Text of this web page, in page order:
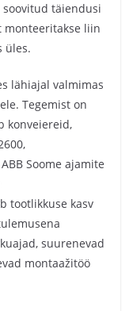
täiendusi
monteeritakse liin
üles.
lähiajal valmimas
Tegemist on
konveiereid,
Soome ajamite
tootlikkuse kasv
suurenevad
montaažitöö